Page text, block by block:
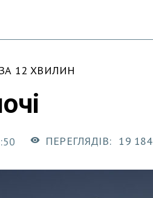
12 ХВИЛИН
ПЕРЕГЛЯДІВ: 19 184